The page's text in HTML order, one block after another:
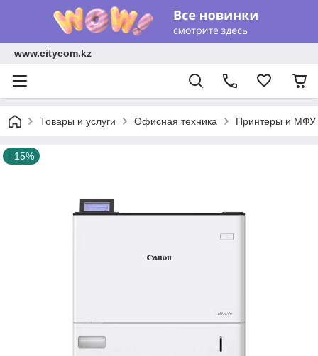
www.citycom.kz
Товары и услуги Офисная техника Принтеры и МФУ
–15%